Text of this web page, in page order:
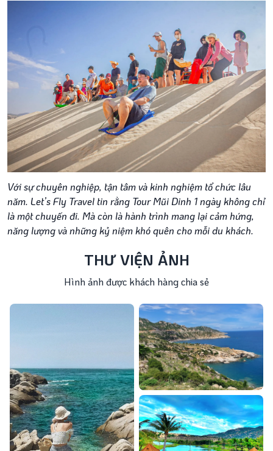
Với sự chuyên nghiệp, tận tâm và kinh nghiệm tổ chức lâu
năm. Let’s Fly Travel tin rằng Tour Mũi Dinh 1 ngày không chỉ
là một chuyến đi. Mà còn là hành trình mang lại cảm hứng,
năng lượng và những kỷ niệm khó quên cho mỗi du khách.
THƯ VIỆN ẢNH
Hình ảnh được khách hàng chia sẻ